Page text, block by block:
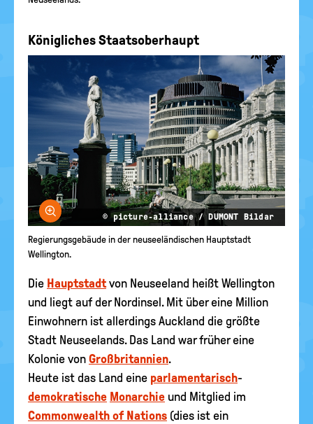
Königliches Staatsoberhaupt
Bild vergrößern
© picture-alliance / DUMONT Bildar
Regierungsgebäude in der neuseeländischen Hauptstadt
Wellington.
Die Hauptstadtvon Neuseeland heißt Wellington
und liegt auf der Nordinsel. Mit über eine Million
Einwohnern ist allerdings Auckland die größte
Stadt Neuseelands. Das Land war früher eine
Kolonie von Großbritannien.
Heute ist das Land eine parlamentarisch-
demokratische Monarchie und Mitglied im
Commonwealth of Nations (dies ist ein